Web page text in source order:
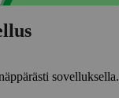
sovelluksella.